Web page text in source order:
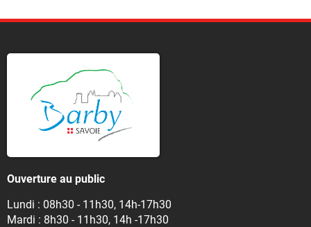
Ouverture au public
Lundi : 08h30 - 11h30, 14h-17h30
Mardi : 8h30 - 11h30, 14h -17h30